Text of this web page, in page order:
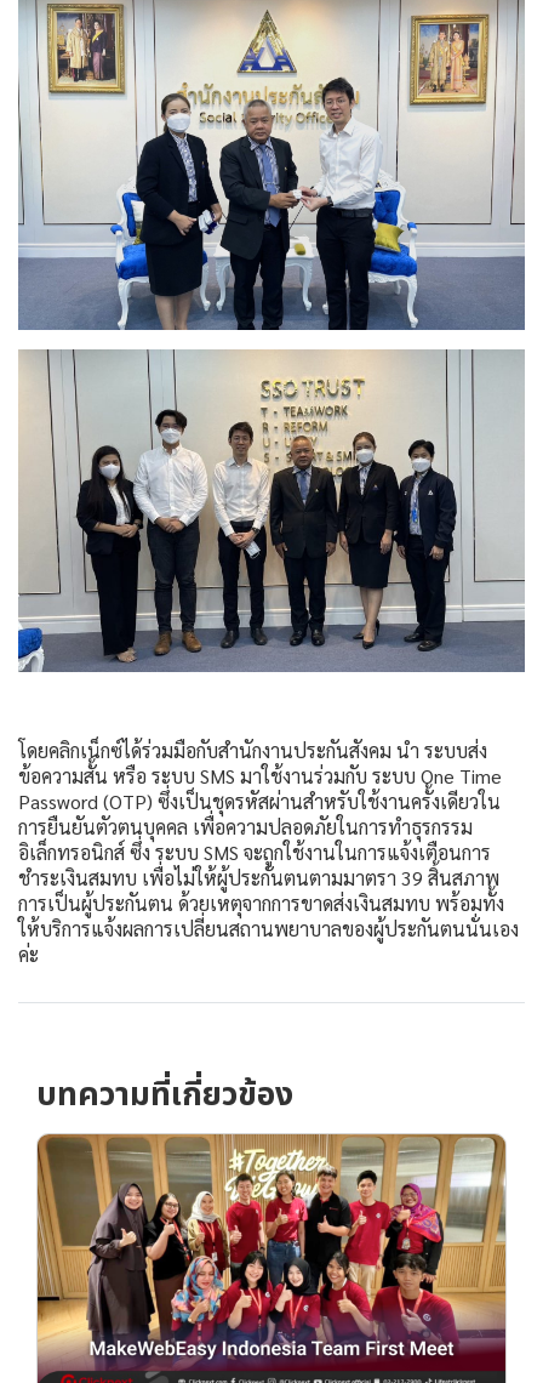
โดยคลิกเน็กซ์ได้ร่วมมือกับสำนักงานประกันสังคม นำ ระบบส่ง
ข้อความสั้น หรือ ระบบ SMS มาใช้งานร่วมกับ ระบบ One Time
Password (OTP) ซึ่งเป็นชุดรหัสผ่านสำหรับใช้งานครั้งเดียวใน
การยืนยันตัวตนบุคคล เพื่อความปลอดภัยในการทำธุรกรรม
อิเล็กทรอนิกส์ ซึ่ง ระบบ SMS จะถูกใช้งานในการแจ้งเตือนการ
ชำระเงินสมทบ เพื่อไม่ให้ผู้ประกันตนตามมาตรา 39 สิ้นสภาพ
การเป็นผู้ประกันตน ด้วยเหตุจากการขาดส่งเงินสมทบ พร้อมทั้ง
ให้บริการแจ้งผลการเปลี่ยนสถานพยาบาลของผู้ประกันตนนั่นเอง
ค่ะ
บทความที่เกี่ยวข้อง